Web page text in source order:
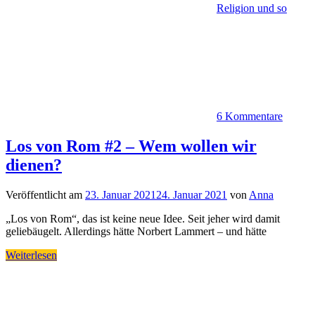
Religion und so
6 Kommentare
Los von Rom #2 – Wem wollen wir
dienen?
Veröffentlicht am 23. Januar 2021 24. Januar 2021 von Anna
„Los von Rom“, das ist keine neue Idee. Seit jeher wird damit
geliebäugelt. Allerdings hätte Norbert Lammert – und hätte
Weiterlesen